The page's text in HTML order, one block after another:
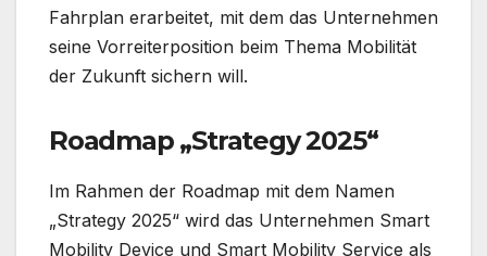
Fahrplan erarbeitet, mit dem das Unternehmen
seine Vorreiterposition beim Thema Mobilität
der Zukunft sichern will.
Roadmap „Strategy 2025“
Im Rahmen der Roadmap mit dem Namen
„Strategy 2025“ wird das Unternehmen Smart
Mobility Device und Smart Mobility Service als